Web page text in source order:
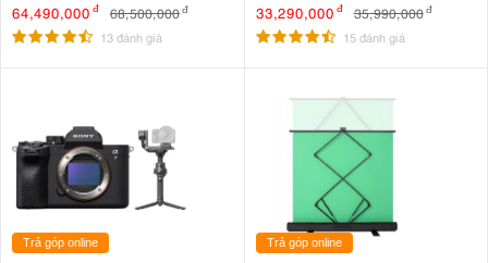
64,490,000 đ 68,500,000đ
13 đánh giá
33,290,000 đ 35,990,000 đ
15 đánh giá
Trả góp online Trả góp online